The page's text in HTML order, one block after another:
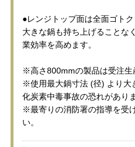
●レンジトップ面は全面ゴト
大きな鍋も持ち上げることな
業効率を高めます。
※高さ800mmの製品は受注生
※使用最大鍋寸法 (径) より大
化炭素中毒事故の恐れがありま
※最寄りの消防署の指導を受
い。